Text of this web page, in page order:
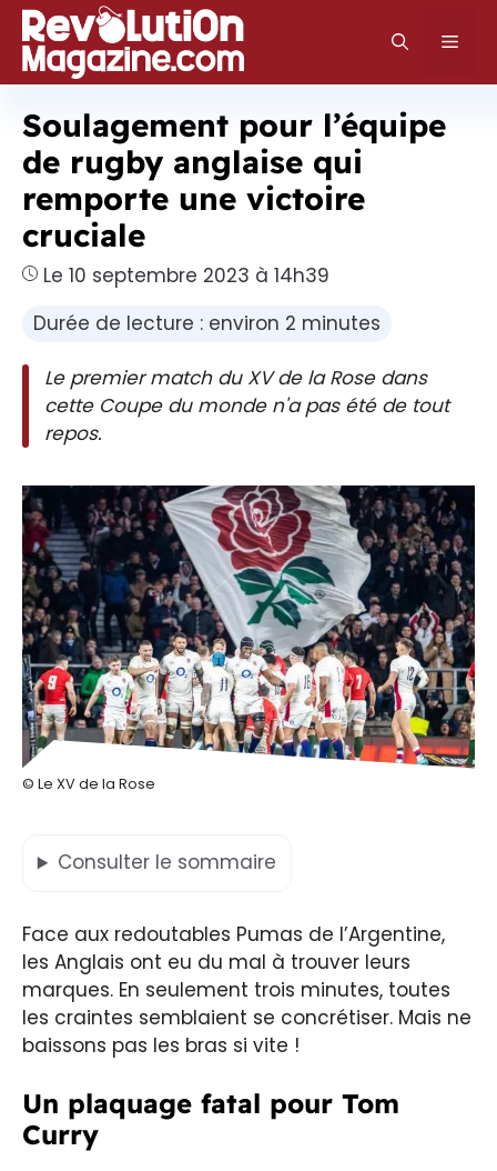
Aller
au
contenu
Soulagement pour l’équipe
de rugby anglaise qui
remporte une victoire
cruciale
Le 10 septembre 2023 à 14h39
Durée de lecture : environ 2 minutes
Le premier match du XV de la Rose dans
cette Coupe du monde n'a pas été de tout
repos.
© Le XV de la Rose
Consulter le sommaire
Face aux redoutables Pumas de l’Argentine,
les Anglais ont eu du mal à trouver leurs
marques. En seulement trois minutes, toutes
les craintes semblaient se concrétiser. Mais ne
baissons pas les bras si vite !
Un plaquage fatal pour Tom
Curry